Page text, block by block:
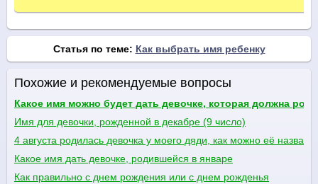
Статья по теме: Как выбрать имя ребенку
Похожие и рекомендуемые вопросы
Какое имя можно будет дать девочке, которая должна
Имя для девочки, рожденной в декабре (9 число)
4 августа родилась девочка у моего дяди, как можно её назвать
Какое имя дать девочке, родившейся в январе
Как правильно с днем рождения или с днем рожденья